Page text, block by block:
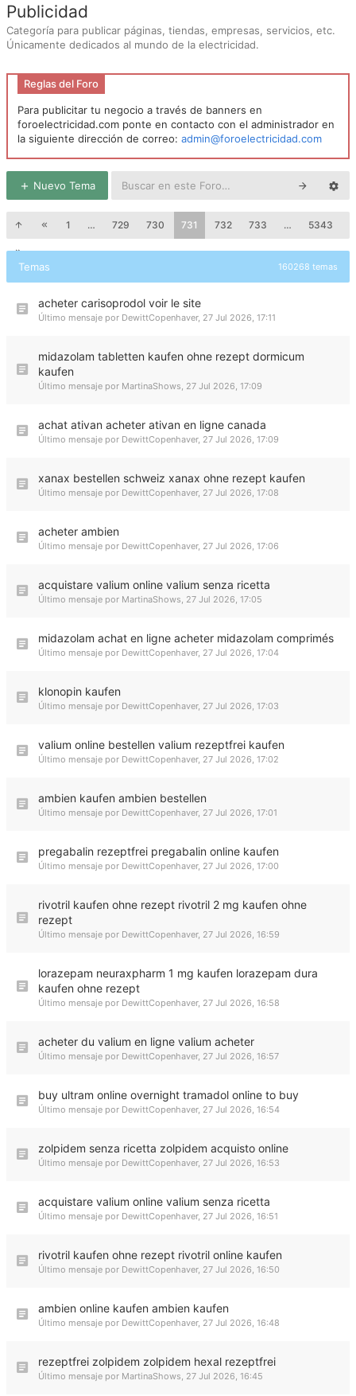
Publicidad
Categoría para publicar páginas, tiendas, empresas, servicios, etc.
Únicamente dedicados al mundo de la electricidad.
Reglas del Foro
Para publicitar tu negocio a través de banners en
foroelectricidad.com ponte en contacto con el administrador en
la siguiente dirección de correo: admin@foroelectricidad.com
Nuevo Tema
1 … 729 730 731 732 733 … 5343
Temas 160268 temas
acheter carisoprodol voir le site
Último mensaje por DewittCopenhaver, 27 Jul 2026, 17:11
midazolam tabletten kaufen ohne rezept dormicum
kaufen
Último mensaje por MartinaShows, 27 Jul 2026, 17:09
achat ativan acheter ativan en ligne canada
Último mensaje por DewittCopenhaver, 27 Jul 2026, 17:09
xanax bestellen schweiz xanax ohne rezept kaufen
Último mensaje por DewittCopenhaver, 27 Jul 2026, 17:08
acheter ambien
Último mensaje por DewittCopenhaver, 27 Jul 2026, 17:06
acquistare valium online valium senza ricetta
Último mensaje por MartinaShows, 27 Jul 2026, 17:05
midazolam achat en ligne acheter midazolam comprimés
Último mensaje por DewittCopenhaver, 27 Jul 2026, 17:04
klonopin kaufen
Último mensaje por DewittCopenhaver, 27 Jul 2026, 17:03
valium online bestellen valium rezeptfrei kaufen
Último mensaje por DewittCopenhaver, 27 Jul 2026, 17:02
ambien kaufen ambien bestellen
Último mensaje por DewittCopenhaver, 27 Jul 2026, 17:01
pregabalin rezeptfrei pregabalin online kaufen
Último mensaje por DewittCopenhaver, 27 Jul 2026, 17:00
rivotril kaufen ohne rezept rivotril 2 mg kaufen ohne
rezept
Último mensaje por DewittCopenhaver, 27 Jul 2026, 16:59
lorazepam neuraxpharm 1 mg kaufen lorazepam dura
kaufen ohne rezept
Último mensaje por DewittCopenhaver, 27 Jul 2026, 16:58
acheter du valium en ligne valium acheter
Último mensaje por DewittCopenhaver, 27 Jul 2026, 16:57
buy ultram online overnight tramadol online to buy
Último mensaje por DewittCopenhaver, 27 Jul 2026, 16:54
zolpidem senza ricetta zolpidem acquisto online
Último mensaje por DewittCopenhaver, 27 Jul 2026, 16:53
acquistare valium online valium senza ricetta
Último mensaje por DewittCopenhaver, 27 Jul 2026, 16:51
rivotril kaufen ohne rezept rivotril online kaufen
Último mensaje por DewittCopenhaver, 27 Jul 2026, 16:50
ambien online kaufen ambien kaufen
Último mensaje por DewittCopenhaver, 27 Jul 2026, 16:48
rezeptfrei zolpidem zolpidem hexal rezeptfrei
Último mensaje por MartinaShows, 27 Jul 2026, 16:45